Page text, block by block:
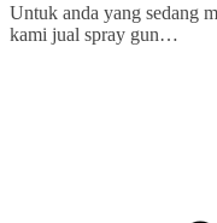
Untuk anda yang sedang
kami jual spray gun…